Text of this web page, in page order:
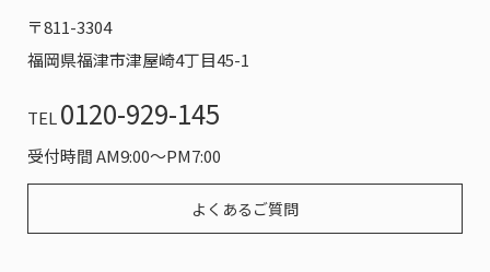
〒811-3304
福岡県福津市津屋崎4丁目45-1
TEL0120-929-145
受付時間 AM9:00～PM7:00
よくあるご質問